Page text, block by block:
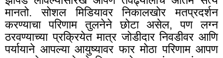
मानतो. सोशल मिडियावर निकालखोर मतप्रदर्शन
करण्याचा परिणाम तुलनेने छोटा असेल, पण लग्न
ठरवण्याच्या प्रक्रियेत मात्र जोडीदार निवडीवर आणि
पर्यायाने आपल्या आयुष्यावर फार मोठा परिणाम आपण